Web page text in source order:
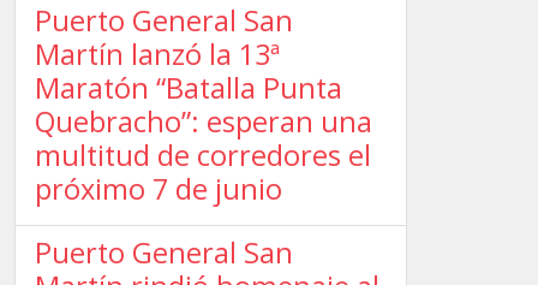
Puerto General San
Martín lanzó la 13ª
Maratón “Batalla Punta
Quebracho”: esperan una
multitud de corredores el
próximo 7 de junio
Puerto General San